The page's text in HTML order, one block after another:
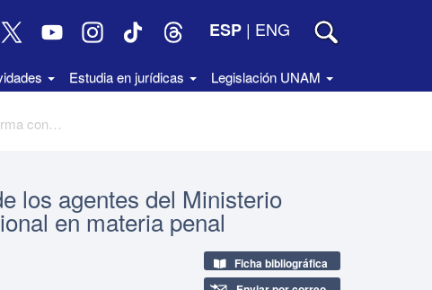
ESP | ENG
Estudia en jurídicas Legislación UNAM
Los desafios en la capacitación de los agentes del Ministerio Público ante la reforma constitucional en materia penal
los agentes del Ministerio
en materia penal
Ficha bibliográfica